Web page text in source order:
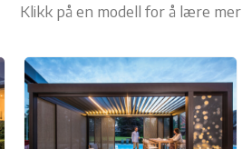
Klikk på en modell for å lære mer